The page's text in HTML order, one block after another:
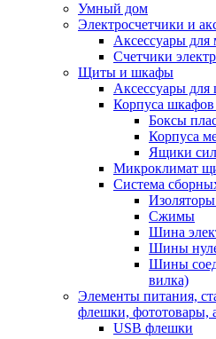
Умный дом
Электросчетчики и
Аксессуары для
Счетчики
Щиты и шкафы
Аксессуары
Корпуса шкафов
Боксы
Корпуса
Ящики
Микроклимат
Система
Сжимы
Шина
Шины
Шины
вилка)
Элементы питания,
флешки, фототовары,
USB флешки